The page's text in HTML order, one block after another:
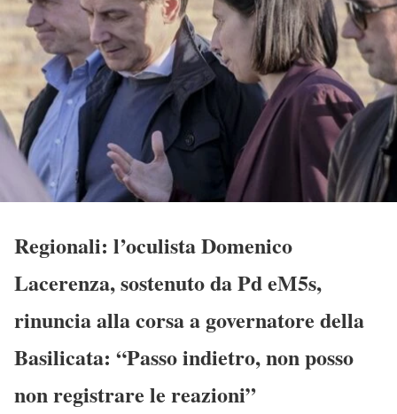
Regionali: l’oculista Domenico
Lacerenza, sostenuto da Pd eM5s,
rinuncia alla corsa a governatore della
Basilicata: “Passo indietro, non posso
non registrare le reazioni”